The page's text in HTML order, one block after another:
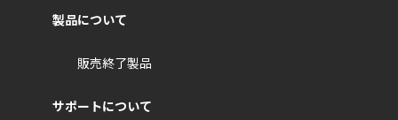
とに対して協力する必要がある場合であっ
遂行に支障を及ぼすおそれがあるとき。
であると弊社が判断した場合。
製品について
販売終了製品
サポートについて